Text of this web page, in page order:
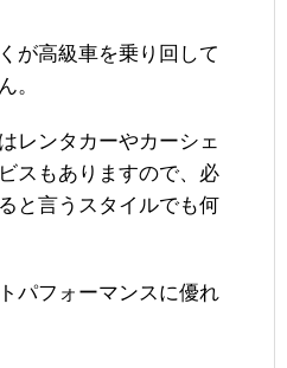
が高級車を乗り回して
。
レンタカーやカーシェ
スもありますので、必
と言うスタイルでも何
パフォーマンスに優れ